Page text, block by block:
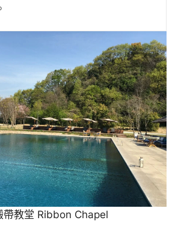
帶教堂 Ribbon Chapel